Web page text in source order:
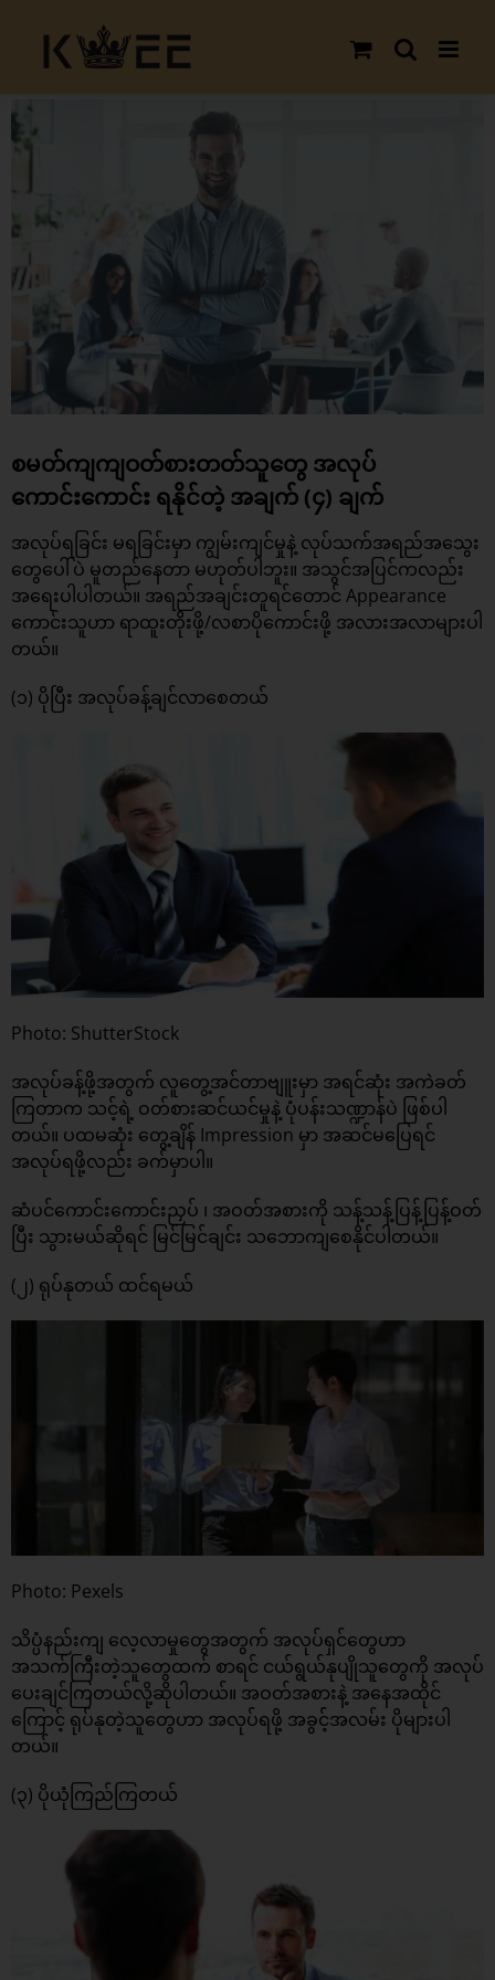
content
View
Larger
စမတ်ကျကျဝတ်စားတတ်သူတွေ အလုပ်
ကောင်းကောင်း ရနိုင်တဲ့ အချက် (၄) ချက်
အလုပ်ရခြင်း မရခြင်းမှာ ကျွမ်းကျင်မှုနဲ့ လုပ်သက်အရည်အသွေး
တွေပေါ်ပဲ မူတည်နေတာ မဟုတ်ပါဘူး။ အသွင်အပြင်ကလည်း
အရေးပါပါတယ်။ အရည်အချင်းတူရင်တောင် Appearance
ကောင်းသူဟာ ရာထူးတိုးဖို့/လစာပိုကောင်းဖို့ အလားအလာများပါ
တယ်။
(၁) ပိုပြီး အလုပ်ခန့်ချင်လာစေတယ်
Photo: ShutterStock
အလုပ်ခန့်ဖို့အတွက် လူတွေ့အင်တာဗျူးမှာ အရင်ဆုံး အကဲခတ်
ကြတာက သင့်ရဲ့ ဝတ်စားဆင်ယင်မှုနဲ့ ပုံပန်းသဏ္ဍာန်ပဲ ဖြစ်ပါ
တယ်။ ပထမဆုံး တွေ့ချိန် Impression မှာ အဆင်မပြေရင်
အလုပ်ရဖို့လည်း ခက်မှာပါ။
ဆံပင်ကောင်းကောင်းညှပ် ၊ အဝတ်အစားကို သန့်သန့်ပြန့်ပြန့်ဝတ်
ပြီး သွားမယ်ဆိုရင် မြင်မြင်ချင်း သဘောကျစေနိုင်ပါတယ်။
(၂) ရုပ်နုတယ် ထင်ရမယ်
Photo: Pexels
သိပ္ပံနည်းကျ လေ့လာမှုတွေအတွက် အလုပ်ရှင်တွေဟာ
အသက်ကြီးတဲ့သူတွေထက် စာရင် ငယ်ရွယ်နုပျိုသူတွေကို အလုပ်
ပေးချင်ကြတယ်လို့ဆိုပါတယ်။ အဝတ်အစားနဲ့ အနေအထိုင်
ကြောင့် ရုပ်နုတဲ့သူတွေဟာ အလုပ်ရဖို့ အခွင့်အလမ်း ပိုများပါ
တယ်။
(၃) ပိုယုံကြည်ကြတယ်